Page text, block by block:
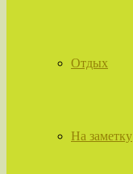
Отдых
На заметку